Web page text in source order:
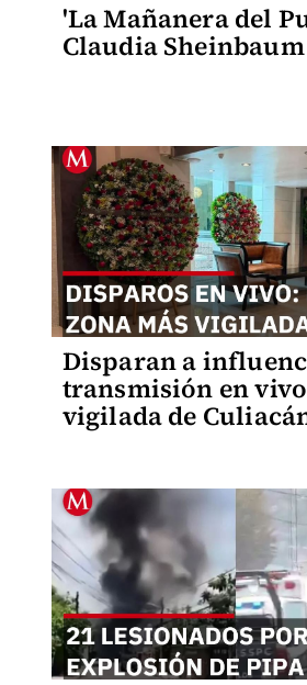
'La Mañanera del
Claudia Sheinbaum
Disparan a
transmisión en
vigilada de